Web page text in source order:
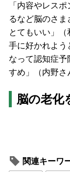
「内容やレス
るなど脳のさ
とてもいい」
手に好かれよう
なって認知症
すめ」（内野さ
脳の老化
関連キーワ